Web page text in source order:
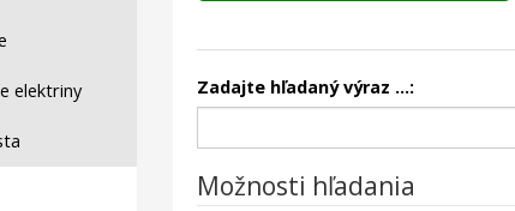
elektriny Zadajte hľadaný výraz ...:
Možnosti hľadania